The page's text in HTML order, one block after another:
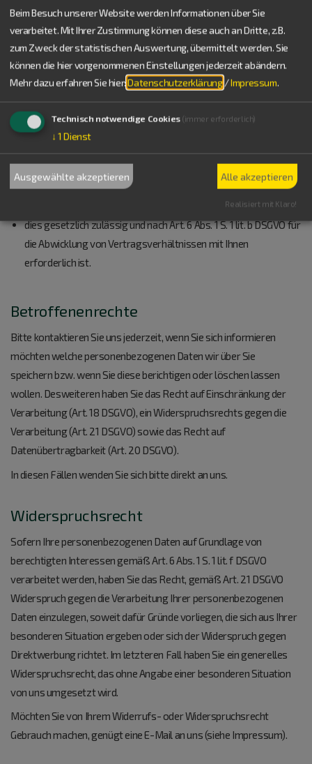
den im Folgenden aufgeführten Zwecken findet nicht statt.
Wir geben Ihre persönlichen Daten nur an Dritte weiter, wenn:
Sie Ihre nach Art. 6 Abs. 1 S. 1 lit. a DSGVO ausdrückliche
Einwilligung dazu erteilt haben,
die Weitergabe nach Art. 6 Abs. 1 S. 1 lit. f DSGVO zur
Geltendmachung, Ausübung oder Verteidigung von
Rechtsansprüchen erforderlich ist und kein Grund zur Annahme
an der Nichtweitergabe Ihrer Daten haben,
für den Fall, dass für die Weitergabe nach Art. 6 Abs. 1 S. 1 lit. c
DSGVO eine gesetzliche Verpflichtung besteht, sowie
dies gesetzlich zulässig und nach Art. 6 Abs. 1 S. 1 lit. b DSGVO für
die Abwicklung von Vertragsverhältnissen mit Ihnen
erforderlich ist.
Betroffenenrechte
Bitte kontaktieren Sie uns jederzeit, wenn Sie sich informieren
möchten welche personenbezogenen Daten wir über Sie
speichern bzw. wenn Sie diese berichtigen oder löschen lassen
wollen. Desweiteren haben Sie das Recht auf Einschränkung der
Verarbeitung (Art. 18 DSGVO), ein Widerspruchsrechts gegen die
Verarbeitung (Art. 21 DSGVO) sowie das Recht auf
Datenübertragbarkeit (Art. 20 DSGVO).
In diesen Fällen wenden Sie sich bitte direkt an uns.
Widerspruchsrecht
Sofern Ihre personenbezogenen Daten auf Grundlage von
berechtigten Interessen gemäß Art. 6 Abs. 1 S. 1 lit. f DSGVO
verarbeitet werden, haben Sie das Recht, gemäß Art. 21 DSGVO
Widerspruch gegen die Verarbeitung Ihrer personenbezogenen
Daten einzulegen, soweit dafür Gründe vorliegen, die sich aus Ihrer
besonderen Situation ergeben oder sich der Widerspruch gegen
Direktwerbung richtet. Im letzteren Fall haben Sie ein generelles
Widerspruchsrecht, das ohne Angabe einer besonderen Situation
von uns umgesetzt wird.
Möchten Sie von Ihrem Widerrufs- oder Widerspruchsrecht
Gebrauch machen, genügt eine E-Mail an uns (siehe Impressum).
Beim Besuch unserer Website werden Informationen über Sie
verarbeitet. Mit Ihrer Zustimmung können diese auch an Dritte, z.B.
zum Zweck der statistischen Auswertung, übermittelt werden. Sie
können die hier vorgenommenen Einstellungen jederzeit abändern.
Mehr dazu erfahren Sie hier:Datenschutzerklärung /Impressum.
Technisch notwendige Cookies (immer erforderlich)
↓ 1 Dienst
Ausgewählte akzeptieren Alle akzeptieren
Realisiert mit Klaro!